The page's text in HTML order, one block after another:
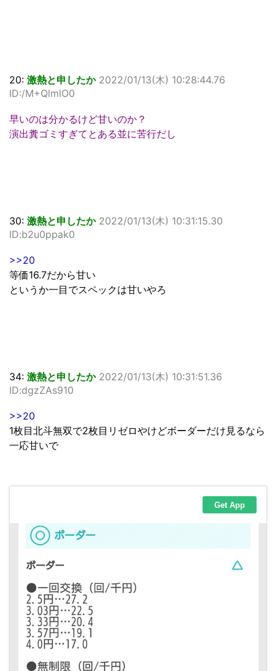
20: 激熱と申したか 2022/01/13(木) 10:28:44.76
ID:/M+QlmlO0
早いのは分かるけど甘いのか？
演出糞ゴミすぎてとある並に苦行だし
30: 激熱と申したか 2022/01/13(木) 10:31:15.30
ID:b2u0ppak0
>>20
等価16.7だから甘い
というか一目でスペックは甘いやろ
34: 激熱と申したか 2022/01/13(木) 10:31:51.36
ID:dgzZAs910
>>20
1枚目北斗無双で2枚目リゼロやけどボーダーだけ見るなら
一応甘いで